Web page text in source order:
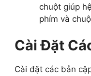
chuột giúp
phím và
Cài Đặt
Cài đặt các bản